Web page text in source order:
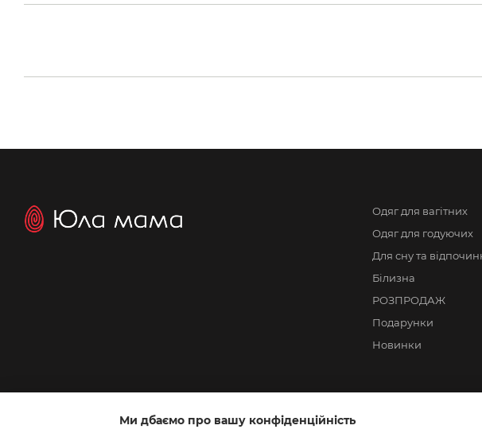
Інтернет-магазин створений з Хорошоп
Одяг для вагітних
Одяг для годуючих
Для сну та
Білизна
РОЗПРОДАЖ
Подарунки
Новинки
Ми дбаємо про вашу конфіденційність